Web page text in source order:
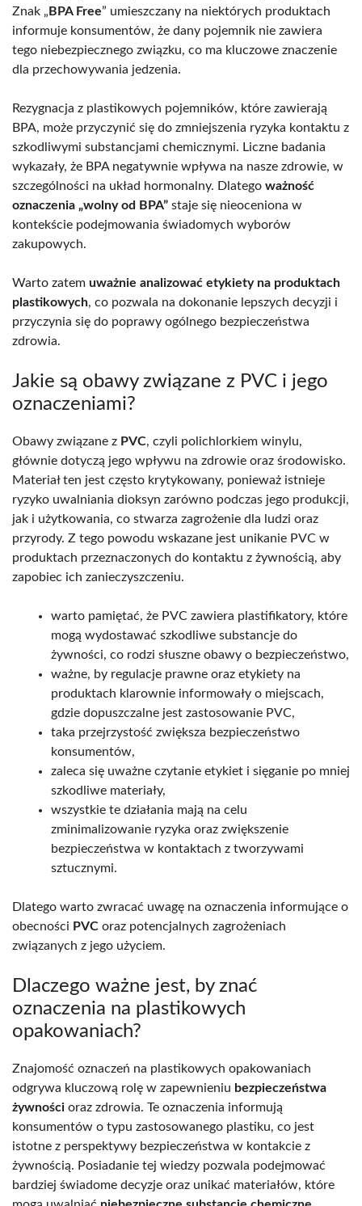
Znak „ BPA Free” umieszczany na niektórych produktach
informuje konsumentów, że dany pojemnik nie zawiera
tego niebezpiecznego związku, co ma kluczowe znaczenie
dla przechowywania jedzenia.
Rezygnacja z plastikowych pojemników, które zawierają
BPA, może przyczynić się do zmniejszenia ryzyka kontaktu z
szkodliwymi substancjami chemicznymi. Liczne badania
wykazały, że BPA negatywnie wpływa na nasze zdrowie, w
szczególności na układ hormonalny. Dlatego ważność
oznaczenia „wolny od BPA” staje się nieoceniona w
kontekście podejmowania świadomych wyborów
zakupowych.
Warto zatem uważnie analizować etykiety na produktach
plastikowych, co pozwala na dokonanie lepszych decyzji i
przyczynia się do poprawy ogólnego bezpieczeństwa
zdrowia.
Jakie są obawy związane z PVC i jego
oznaczeniami?
Obawy związane z PVC, czyli polichlorkiem winylu,
głównie dotyczą jego wpływu na zdrowie oraz środowisko.
Materiał ten jest często krytykowany, ponieważ istnieje
ryzyko uwalniania dioksyn zarówno podczas jego produkcji,
jak i użytkowania, co stwarza zagrożenie dla ludzi oraz
przyrody. Z tego powodu wskazane jest unikanie PVC w
produktach przeznaczonych do kontaktu z żywnością, aby
zapobiec ich zanieczyszczeniu.
warto pamiętać, że PVC zawiera plastifikatory, które
mogą wydostawać szkodliwe substancje do
żywności, co rodzi słuszne obawy o bezpieczeństwo,
ważne, by regulacje prawne oraz etykiety na
produktach klarownie informowały o miejscach,
gdzie dopuszczalne jest zastosowanie PVC,
taka przejrzystość zwiększa bezpieczeństwo
konsumentów,
zaleca się uważne czytanie etykiet i sięganie po mniej
szkodliwe materiały,
wszystkie te działania mają na celu
zminimalizowanie ryzyka oraz zwiększenie
bezpieczeństwa w kontaktach z tworzywami
sztucznymi.
Dlatego warto zwracać uwagę na oznaczenia informujące o
obecności PVC oraz potencjalnych zagrożeniach
związanych z jego użyciem.
Dlaczego ważne jest, by znać
oznaczenia na plastikowych
opakowaniach?
Znajomość oznaczeń na plastikowych opakowaniach
odgrywa kluczową rolę w zapewnieniu bezpieczeństwa
żywności oraz zdrowia. Te oznaczenia informują
konsumentów o typu zastosowanego plastiku, co jest
istotne z perspektywy bezpieczeństwa w kontakcie z
żywnością. Posiadanie tej wiedzy pozwala podejmować
bardziej świadome decyzje oraz unikać materiałów, które